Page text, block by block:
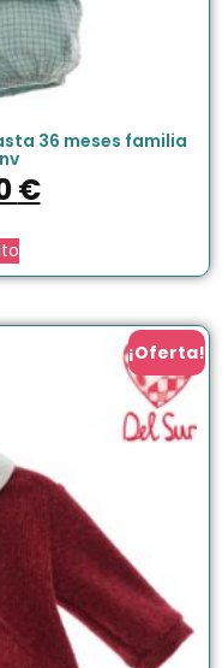
36 meses familia
€
¡Oferta!